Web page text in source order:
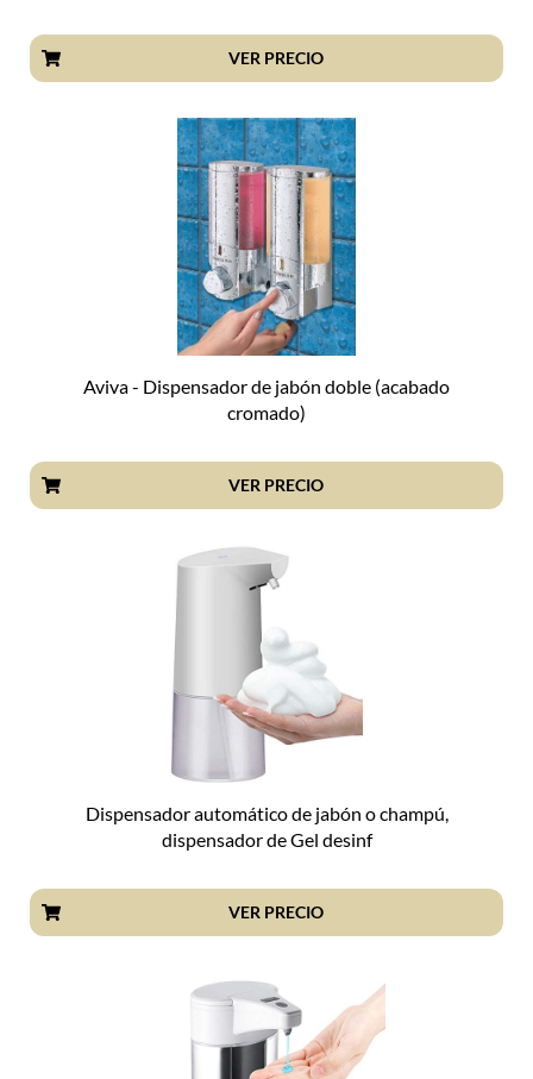
VER PRECIO
Aviva - Dispensador de jabón doble (acabado
cromado)
VER PRECIO
Dispensador automático de jabón o champú,
dispensador de Gel desinf
VER PRECIO